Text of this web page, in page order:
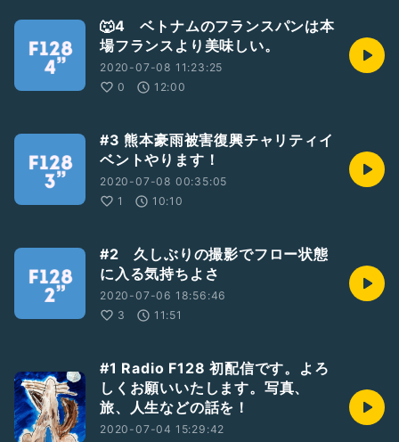
🐺4 ベトナムのフランスパンは本
場フランスより美味しい。
2020-07-08 11:23:25
0
12:00
#3 熊本豪雨被害復興チャリティイ
ベントやります！
2020-07-08 00:35:05
1
10:10
#2 久しぶりの撮影でフロー状態
に入る気持ちよさ
2020-07-06 18:56:46
3
11:51
#1 Radio F128 初配信です。よろ
しくお願いいたします。写真、
旅、人生などの話を！
2020-07-04 15:29:42